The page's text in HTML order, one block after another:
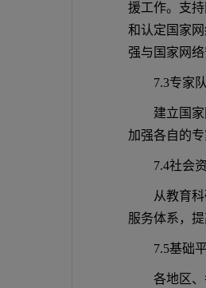
援工作。支
和认定国家
强与国家网
7.3专家
建立国
加强各自的
7.4社会
从教育
服务体系，
7.5基础
各地区